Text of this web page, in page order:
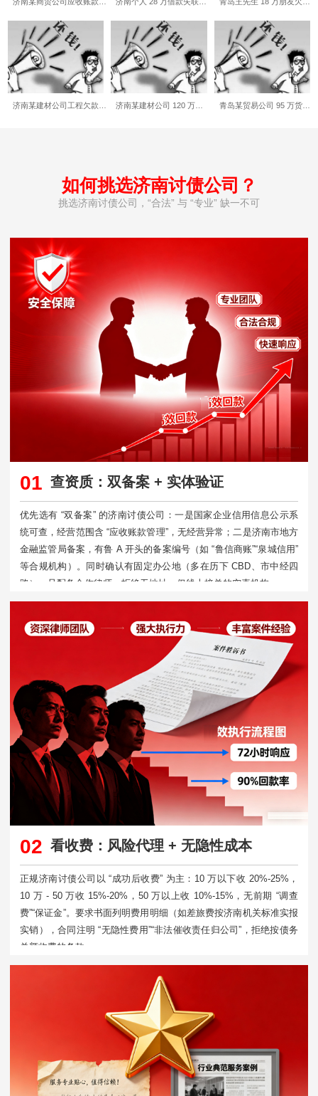
济南某建材公司工程欠款… 济南某建材公司 120 万… 青岛某贸易公司 95 万货…
如何挑选济南讨债公司？
挑选济南讨债公司，“合法” 与 “专业” 缺一不可
01 查资质：双备案 + 实体验证
优先选有 “双备案” 的济南讨债公司：一是国家企业信用信息公示系
统可查，经营范围含 “应收账款管理”，无经营异常；二是济南市地方
金融监管局备案，有鲁 A 开头的备案编号（如 “鲁信商账”“泉城信用”
等合规机构）。同时确认有固定办公地（多在历下 CBD、市中经四
路），且配备合作律师，拒绝无地址、仅线上接单的空壳机构。​
02 看收费：风险代理 + 无隐性成本
正规济南讨债公司以 “成功后收费” 为主：10 万以下收 20%-25%，
10 万 - 50 万收 15%-20%，50 万以上收 10%-15%，无前期 “调查
费”“保证金”。要求书面列明费用明细（如差旅费按济南机关标准实报
实销），合同注明 “无隐性费用”“非法催收责任归公司”，拒绝按债务
总额收费的条款。